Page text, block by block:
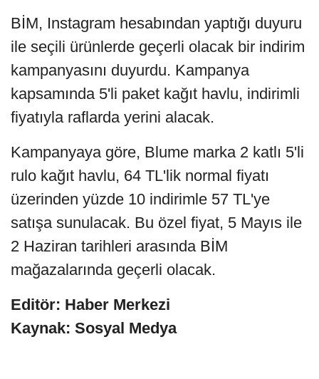
BİM, Instagram hesabından yaptığı duyuru
ile seçili ürünlerde geçerli olacak bir indirim
kampanyasını duyurdu. Kampanya
kapsamında 5'li paket kağıt havlu, indirimli
fiyatıyla raflarda yerini alacak.
Kampanyaya göre, Blume marka 2 katlı 5'li
rulo kağıt havlu, 64 TL'lik normal fiyatı
üzerinden yüzde 10 indirimle 57 TL'ye
satışa sunulacak. Bu özel fiyat, 5 Mayıs ile
2 Haziran tarihleri arasında BİM
mağazalarında geçerli olacak.
Editör: Haber Merkezi
Kaynak: Sosyal Medya